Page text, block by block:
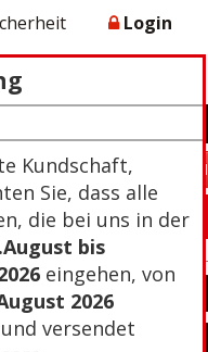
Kundschaft,
Sie, dass alle
die bei uns in der
bis
eingehen, von
2026
versendet
Login
VERTRAG WIDERRUFEN